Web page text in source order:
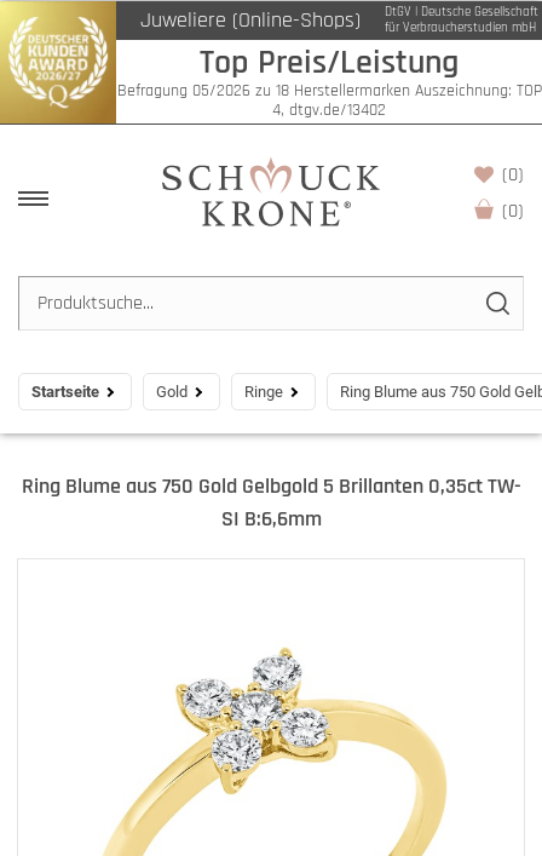
Juweliere (Online-Shops)
DtGV | Deutsche Gesellschaft
für Verbraucherstudien mbH
Top Preis/Leistung
Befragung 05/2026 zu 18 Herstellermarken Auszeichnung: TOP
4, dtgv.de/13402
(0)
(0)
Startseite Gold Ringe Ring Blume aus 750 Gold
Ring Blume aus 750 Gold Gelbgold 5 Brillanten 0,35ct TW-
SI B:6,6mm